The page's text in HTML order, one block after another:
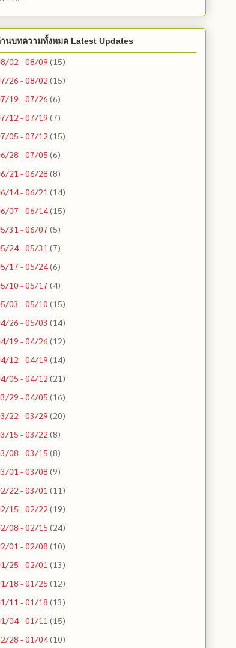
านบทความทั้งหมด Latest Updates
02 - 08/09 (15)
26 - 08/02 (15)
19 - 07/26 (6)
12 - 07/19 (7)
05 - 07/12 (15)
28 - 07/05 (6)
21 - 06/28 (8)
14 - 06/21 (14)
07 - 06/14(15)
31 - 06/07 (5)
24 - 05/31 (7)
17 - 05/24(6)
10 - 05/17 (4)
03 - 05/10 (15)
26 - 05/03 (14)
19 - 04/26 (12)
12 - 04/19 (14)
05 - 04/12 (21)
29 - 04/05 (16)
22 - 03/29 (20)
15 - 03/22 (8)
08 - 03/15 (8)
01 - 03/08 (9)
22 - 03/01 (11)
15 - 02/22 (19)
08 - 02/15 (24)
01 - 02/08 (10)
25 - 02/01 (13)
18 - 01/25 (12)
11 - 01/18 (13)
04 - 01/11 (15)
28 - 01/04(10)